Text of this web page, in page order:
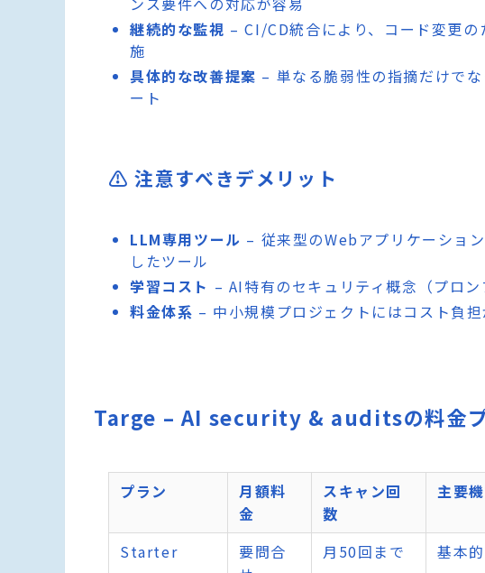
継続的な監視 – CI/CD統合により、コード変更
施
具体的な改善提案 – 単なる脆弱性の指摘だけで
ート
⚠️ 注意すべきデメリット
LLM専用ツール – 従来型のWebアプリケーショ
したツール
学習コスト – AI特有のセキュリティ概念（プロ
料金体系 – 中小規模プロジェクトにはコスト負
Targe – AI security & auditsの料金プ
プラン
月額料
金
スキャン回
数
主要
Starter
要問合
月50回まで 基本